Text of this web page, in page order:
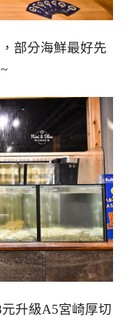
部分海鮮最好先
升級A5宮崎厚切